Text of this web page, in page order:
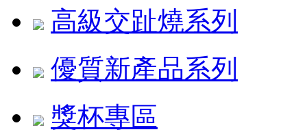
高級交趾燒系列
優質新產品系列
獎杯專區